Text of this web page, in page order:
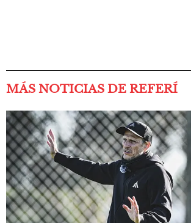
MÁS NOTICIAS DE REFERÍ